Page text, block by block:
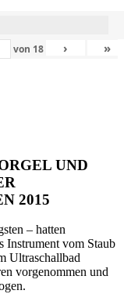
von 18 › »
UND
2015
– hatten
Instrument vom Staub
Ultraschallbad
vorgenommen und